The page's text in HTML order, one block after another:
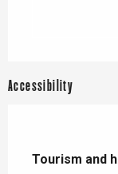
Accessibility
Tourism and
Tourism and